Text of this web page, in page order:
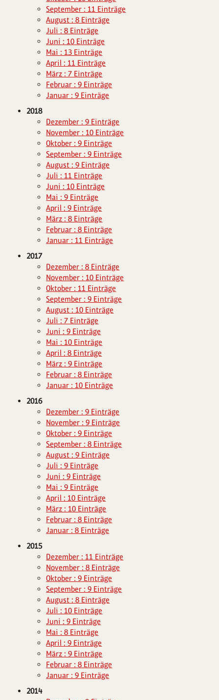
September : 11 Einträge
August : 8 Einträge
Juli : 8 Einträge
Juni : 10 Einträge
Mai : 13 Einträge
April : 11 Einträge
März : 7 Einträge
Februar : 9 Einträge
Januar : 9 Einträge
2018
Dezember : 9 Einträge
November : 10 Einträge
Oktober : 9 Einträge
September : 9 Einträge
August : 9 Einträge
Juli : 11 Einträge
Juni : 10 Einträge
Mai : 9 Einträge
April : 9 Einträge
März : 8 Einträge
Februar : 8 Einträge
Januar : 11 Einträge
2017
Dezember : 8 Einträge
November : 10 Einträge
Oktober : 11 Einträge
September : 9 Einträge
August : 10 Einträge
Juli : 7 Einträge
Juni : 9 Einträge
Mai : 10 Einträge
April : 8 Einträge
März : 9 Einträge
Februar : 8 Einträge
Januar : 10 Einträge
2016
Dezember : 9 Einträge
November : 9 Einträge
Oktober : 9 Einträge
September : 8 Einträge
August : 9 Einträge
Juli : 9 Einträge
Juni : 9 Einträge
Mai : 9 Einträge
April : 10 Einträge
März : 10 Einträge
Februar : 8 Einträge
Januar : 8 Einträge
2015
Dezember : 11 Einträge
November : 8 Einträge
Oktober : 9 Einträge
September : 9 Einträge
August : 8 Einträge
Juli : 10 Einträge
Juni : 9 Einträge
Mai : 8 Einträge
April : 9 Einträge
März : 9 Einträge
Februar : 8 Einträge
Januar : 9 Einträge
2014